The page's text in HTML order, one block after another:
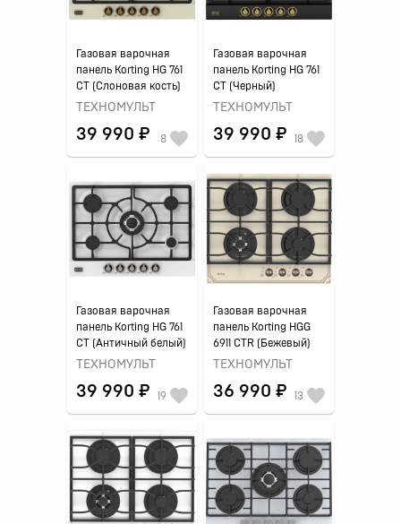
Газовая варочная
панель Korting HG 761
CT (Слоновая кость)
ТЕХНОМУЛЬТ
39 990 ₽ 8
Газовая варочная
панель Korting HG 761
CT (Черный)
ТЕХНОМУЛЬТ
39 990 ₽ 18
Газовая варочная
панель Korting HG 761
CT (Античный белый)
ТЕХНОМУЛЬТ
39 990 ₽ 19
Газовая варочная
панель Korting HGG
6911 CTR (Бежевый)
ТЕХНОМУЛЬТ
36 990 ₽ 13